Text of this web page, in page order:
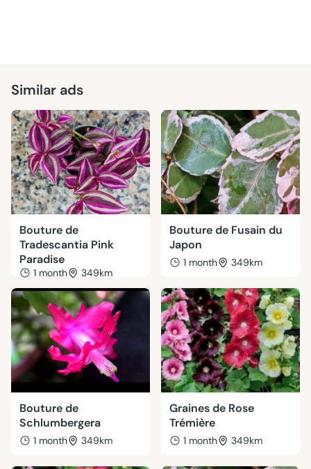
Similar ads
Bouture de
Tradescantia Pink
Paradise
1 month 349km
Bouture de Fusain du
Japon
1 month 349km
Bouture de
Schlumbergera
1 month 349km
Graines de Rose
Trémière
1 month 349km